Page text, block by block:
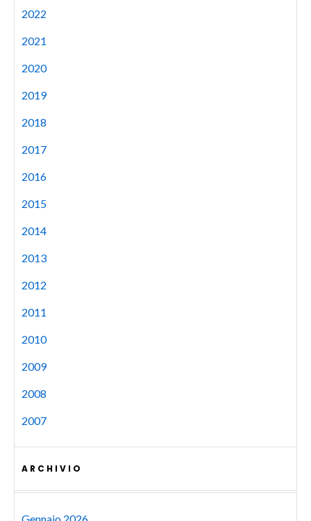
2022
2021
2020
2019
2018
2017
2016
2015
2014
2013
2012
2011
2010
2009
2008
2007
ARCHIVIO